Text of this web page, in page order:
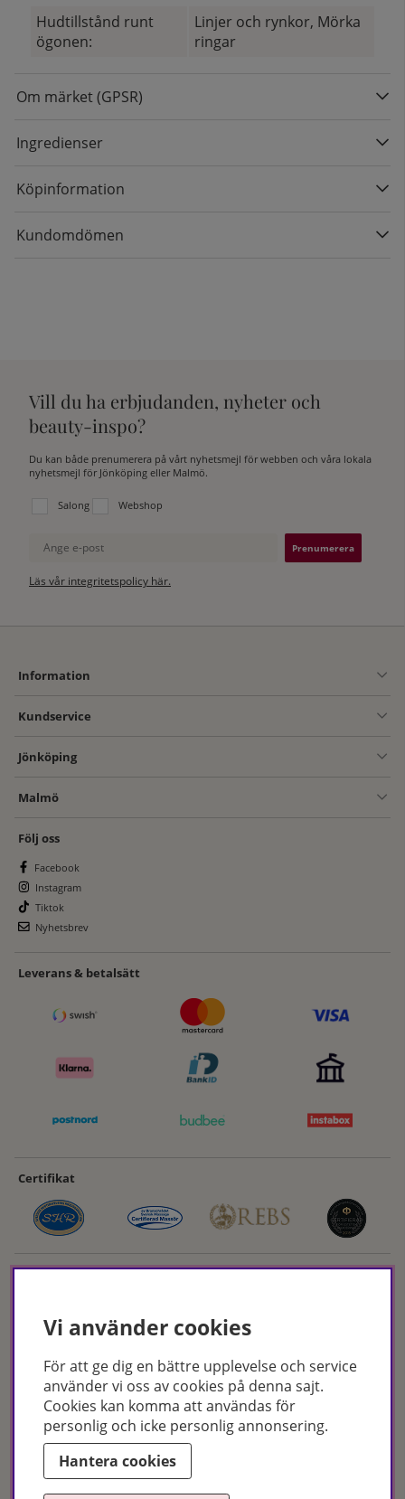
Hudtillstånd runt
ögonen:
Linjer och rynkor, Mörka
ringar
Om märket (GPSR)
Ingredienser
Köpinformation
Kundomdömen
Vill du ha erbjudanden, nyheter och
beauty-inspo?
Du kan både prenumerera på vårt nyhetsmejl för webben och våra lokala
nyhetsmejl för Jönköping eller Malmö.
Välj vilken lista du vill prenumerera på:
Salong Webshop
Ange e-post
Läs vår integritetspolicy här.
Information
Kundservice
Jönköping
Malmö
Följ oss
Facebook
Instagram
Tiktok
Nyhetsbrev
Leverans & betalsätt
Certifikat
Hudoteket erbjuder ett noga utvalt sortiment inom hudvård, hårvård och
makeup – både online och i butik. Med över 50 års erfarenhet och
utbildade hudterapeuter hjälper vi dig att hitta rätt produkter och
behandlingar för just dina behov. Handla enkelt på hudoteket.se eller
besök oss i Jönköping och Malmö.
Copyright © Hudoteket 2025
Vi använder cookies
För att ge dig en bättre upplevelse och service
använder vi oss av cookies på denna sajt.
Cookies kan komma att användas för
personlig och icke personlig annonsering.
Hantera cookies